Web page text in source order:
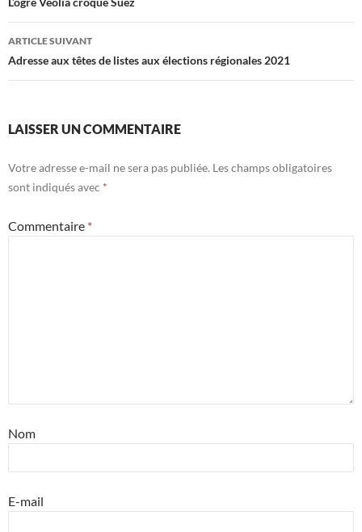
des
articles
ARTICLE SUIVANT
Adresse aux têtes de listes aux élections régionales 2021
LAISSER UN COMMENTAIRE
Votre adresse e-mail ne sera pas publiée. Les champs obligatoires
sont indiqués avec *
Commentaire *
Nom
E-mail